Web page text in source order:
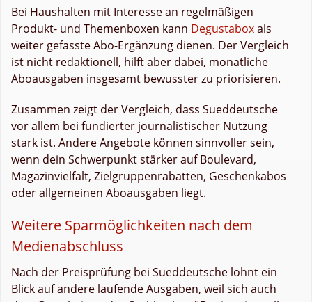
Bei Haushalten mit Interesse an regelmäßigen
Produkt- und Themenboxen kann Degustaboxals
weiter gefasste Abo-Ergänzung dienen. Der Vergleich
ist nicht redaktionell, hilft aber dabei, monatliche
Aboausgaben insgesamt bewusster zu priorisieren.
Zusammen zeigt der Vergleich, dass Sueddeutsche
vor allem bei fundierter journalistischer Nutzung
stark ist. Andere Angebote können sinnvoller sein,
wenn dein Schwerpunkt stärker auf Boulevard,
Magazinvielfalt, Zielgruppenrabatten, Geschenkabos
oder allgemeinen Aboausgaben liegt.
Weitere Sparmöglichkeiten nach dem
Medienabschluss
Nach der Preisprüfung bei Sueddeutsche lohnt ein
Blick auf andere laufende Ausgaben, weil sich auch